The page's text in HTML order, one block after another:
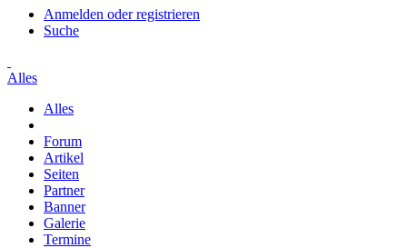
Anmelden oder registrieren
Suche
Alles
Alles
Forum
Artikel
Seiten
Partner
Banner
Galerie
Termine